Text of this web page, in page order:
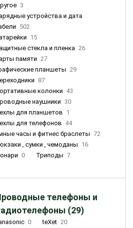
3
устройства и дата
502
15
стекла и пленка 26
памяти 27
планшеты
29
87
колонки 43
наушники
30
для планшетов 1
для телефонов
44
часы и фитнес браслеты 72
, сумки , чемоданы 16
0 Триподы 7
телефоны и
(29)
0 teXet 20